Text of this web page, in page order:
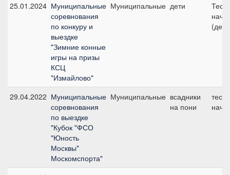
25.01.2024 Муниципальные
соревнования
по конкуру и
выездке
"Зимние конные
игры на призы
КСЦ
"Измайлово"
Муниципальные дети
Тест
29.04.2022 Муниципальные
соревнования
по выездке
"Кубок "ФСО
"Юность
Москвы"
Москомспорта"
Муниципальные всадники
на пони
тест